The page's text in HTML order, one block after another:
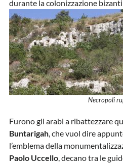
durante la colonizzazione
Necropoli
Furono gli arabi a ribattezzare
Buntarigah, che vuol dire
l’emblema della
Paolo Uccello, decano tra le